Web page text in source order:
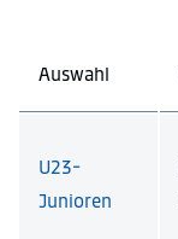
Auswahl
U23-
Junioren